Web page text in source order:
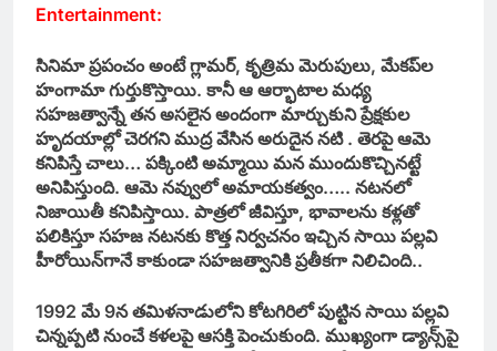
Entertainment:
సినిమా ప్రపంచం అంటే గ్లామర్‌, కృత్రిమ మెరుపులు, మేకప్‌ల
హంగామా గుర్తుకొస్తాయి. కానీ ఆ ఆర్భాటాల మధ్య
సహజత్వాన్నే తన అసలైన అందంగా మార్చుకుని ప్రేక్షకుల
హృదయాల్లో చెరగని ముద్ర వేసిన అరుదైన నటి . తెరపై ఆమె
కనిపిస్తే చాలు… పక్కింటి అమ్మాయి మన ముందుకొచ్చినట్టే
అనిపిస్తుంది. ఆమె నవ్వులో అమాయకత్వం….. నటనలో
నిజాయితీ కనిపిస్తాయి. పాత్రలో జీవిస్తూ, భావాలను కళ్లతో
పలికిస్తూ సహజ నటనకు కొత్త నిర్వచనం ఇచ్చిన సాయి పల్లవి
హీరోయిన్‌గానే కాకుండా సహజత్వానికి ప్రతీకగా నిలిచింది..
1992 మే 9న తమిళనాడులోని కోటగిరిలో పుట్టిన సాయి పల్లవి
చిన్నప్పటి నుంచే కళలపై ఆసక్తి పెంచుకుంది. ముఖ్యంగా డ్యాన్స్‌పై